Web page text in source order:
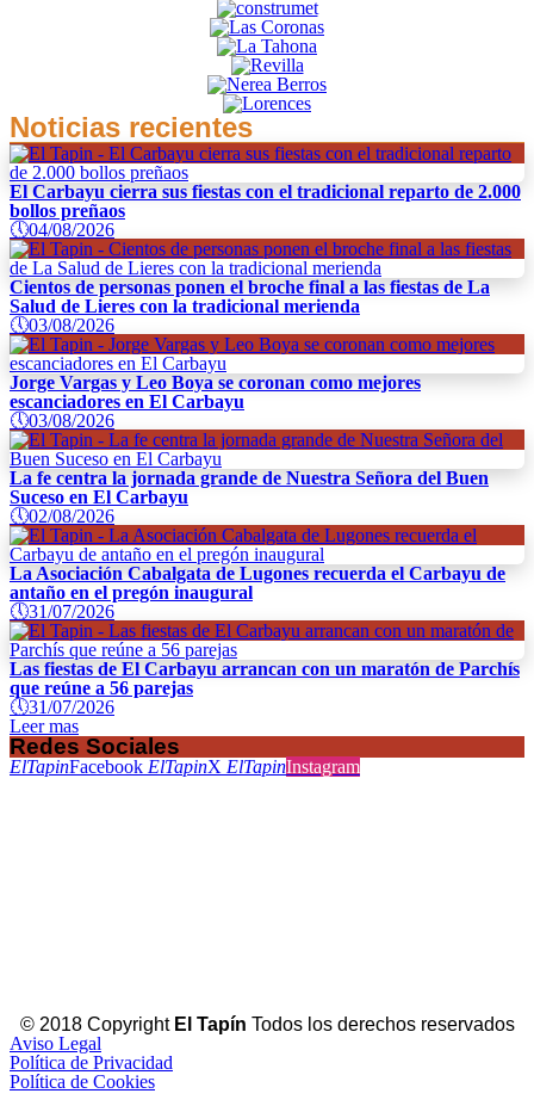
Noticias recientes
El Carbayu cierra sus fiestas con el tradicional reparto de 2.000
bollos preñaos
🕔04/08/2026
Cientos de personas ponen el broche final a las fiestas de La
Salud de Lieres con la tradicional merienda
🕔03/08/2026
Jorge Vargas y Leo Boya se coronan como mejores
escanciadores en El Carbayu
🕔03/08/2026
La fe centra la jornada grande de Nuestra Señora del Buen
Suceso en El Carbayu
🕔02/08/2026
La Asociación Cabalgata de Lugones recuerda el Carbayu de
antaño en el pregón inaugural
🕔31/07/2026
Las fiestas de El Carbayu arrancan con un maratón de Parchís
que reúne a 56 parejas
🕔31/07/2026
Leer mas
Redes Sociales
ElTapinFacebook ElTapinX ElTapinInstagram
© 2018 Copyright El Tapín Todos los derechos reservados
Aviso Legal
Política de Privacidad
Política de Cookies